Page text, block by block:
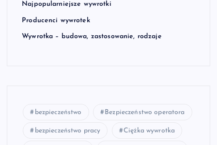
Najpopularniejsze wywrotki
Producenci wywrotek
Wywrotka – budowa, zastosowanie, rodzaje
bezpieczeństwo Bezpieczeństwo operatora
bezpieczeństwo pracy Ciężka wywrotka